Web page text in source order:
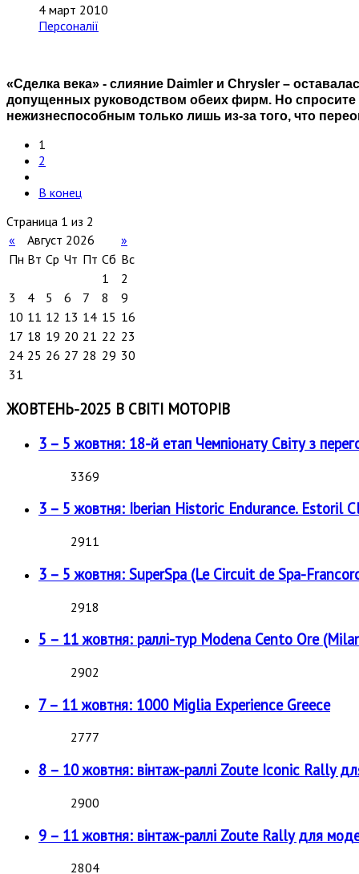
4 март 2010
Персоналії
«Сделка века» - слияние Daimler и Chrysler –
допущенных руководством обеих фирм. Но спросите
нежизнеспособным только лишь из-за того, что
1
2
В конец
Страница 1 из 2
«
Август 2026
»
Пн Вт Ср Чт Пт Сб Вс
1
2
3
4 5 6 7 8
9
10 11 12 13 14 15 16
17 18 19 20 21 22 23
24 25 26 27 28 29 30
31
ЖОВТЕНЬ-2025 В СВІТІ МОТОРІВ
3 – 5 жовтня: 18-й етап Чемпіонату Світу з
3369
3 – 5 жовтня: Iberian Historic Endurance. Estoril
2911
3 – 5 жовтня: SuperSpa (Le Circuit de Spa-
2918
5 – 11 жовтня: раллі-тур Modena Cento Ore
2902
7 – 11 жовтня: 1000 Miglia Experience Greece
2777
8 – 10 жовтня: вінтаж-раллі Zoute Iconic Rally
2900
9 – 11 жовтня: вінтаж-раллі Zoute Rally для
2804